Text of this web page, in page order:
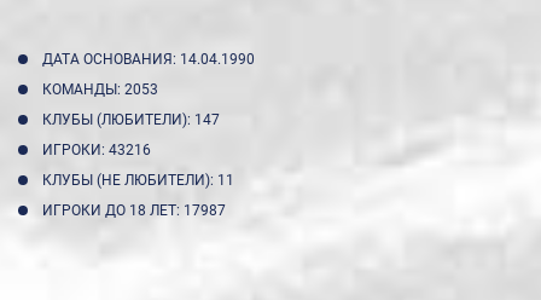
ДАТА ОСНОВАНИЯ: 14.04.1990
КОМАНДЫ: 2053
КЛУБЫ (ЛЮБИТЕЛИ): 147
ИГРОКИ: 43216
КЛУБЫ (НЕ ЛЮБИТЕЛИ): 11
ИГРОКИ ДО 18 ЛЕТ: 17987